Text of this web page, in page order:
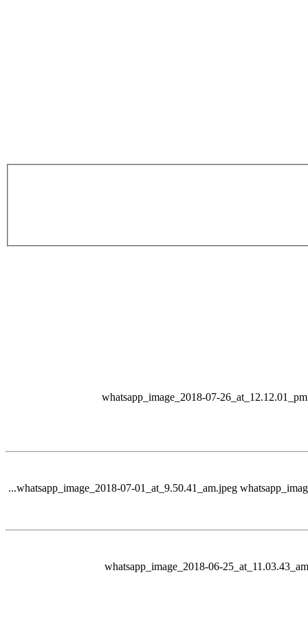
whatsapp_image_2018-07-
whatsapp_image_2018-07-01_at_9.50.41_am.jpeg
whatsapp_image_2018-06-